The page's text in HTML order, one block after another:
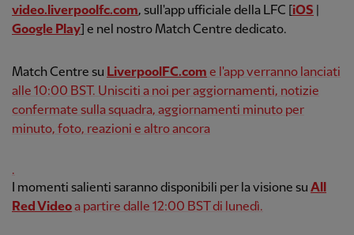
video.liverpoolfc.com, sull'app ufficiale della LFC [ iOS
Google Play ] e nel nostro Match Centre dedicato.
Match Centre su LiverpoolFC.com e l'app verranno lanciati
alle 10:00 BST. Unisciti a noi per aggiornamenti, notizie
confermate sulla squadra, aggiornamenti minuto per
minuto, foto, reazioni e altro ancora
.
I momenti salienti saranno disponibili per la visione su All
Red Videoa partire dalle 12:00 BST di lunedì.